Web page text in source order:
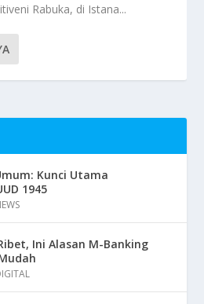
Rabuka, di Istana...
Kunci Utama
1945
Ini Alasan M-Banking